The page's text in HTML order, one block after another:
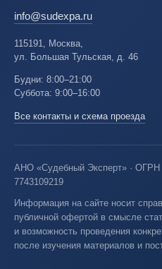
info@sudexpa.ru
115191, Москва,
ул. Большая Тульская, д. 46
Будни: 8:00–21:00
Суббота: 9:00–16:00
Все контакты и схема проезда
АНО «Судебный Эксперт» · ОГРН
7743109219
Информация на сайте носит
публичной офертой в смысле
и возможность проведения
после изучения материалов и